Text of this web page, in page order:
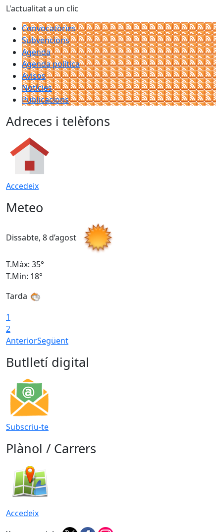
L'actualitat a un clic
Convocatòries
Subvencions
Agenda
Agenda política
Avisos
Notícies
Publicacions
Adreces i telèfons
Accedeix
Meteo
Dissabte, 8 d’agost
T.Màx: 35°
T.Min: 18°
Tarda
1
2
AnteriorSegüent
Butlletí digital
Subscriu-te
Plànol / Carrers
Accedeix